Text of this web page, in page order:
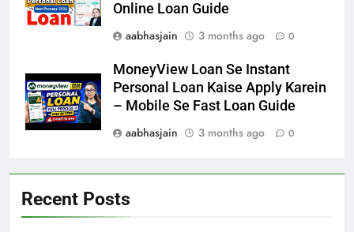
Online Loan Guide
aabhasjain
3 months ago 0
MoneyView Loan Se Instant
Personal Loan Kaise Apply Karein
– Mobile Se Fast Loan Guide
aabhasjain
3 months ago 0
Recent Posts